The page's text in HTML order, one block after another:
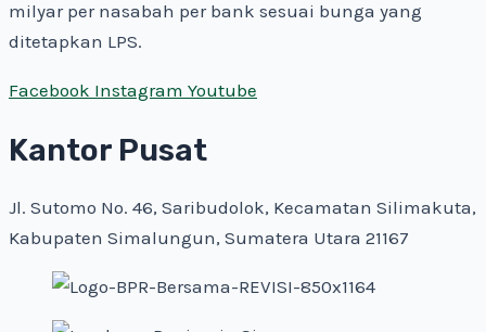
milyar per nasabah per bank sesuai bunga yang
ditetapkan LPS.
Facebook Instagram Youtube
Kantor Pusat
Jl. Sutomo No. 46, Saribudolok, Kecamatan Silimakuta,
Kabupaten Simalungun, Sumatera Utara 21167